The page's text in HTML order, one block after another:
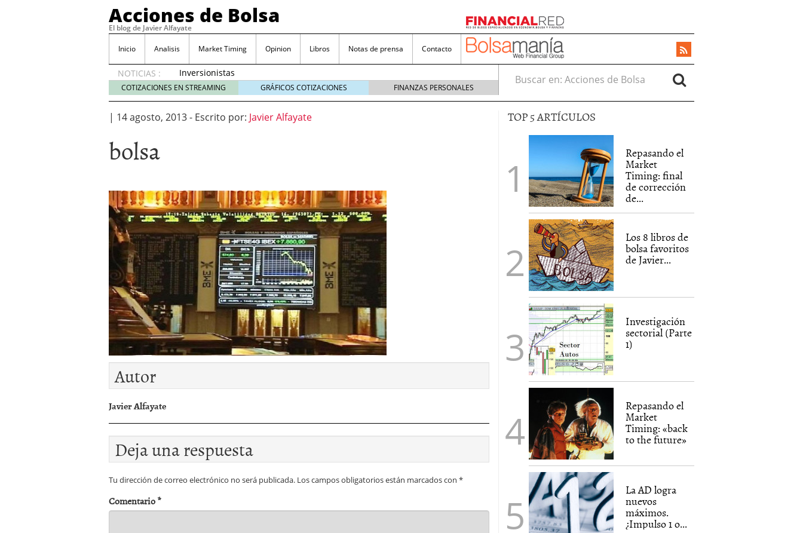
Acciones de Bolsa
El blog de Javier Alfayate
Inicio Analisis Market Timing Opinion Libros Notas de prensa Contacto
NOTICIAS :
Inversionistas
VIP en
México
creciente
noviembre 30, 2024
Entendiendo los ETF de Bitcoin noviembre 22, 2024
Dividend Kings: empresas que destacan por sus dividendos constantes
noviembre 12, 2024
Descubre RealAdvisor: Una poderosa herramienta para tus inversiones
inmobiliarias septiembre 23, 2024
COTIZACIONES EN STREAMING GRÁFICOS COTIZACIONES FINANZAS PERSONALES
Buscar en:
| 14 agosto, 2013- Escrito por: Javier Alfayate
bolsa
Autor
Javier Alfayate
Deja una respuesta
Tu dirección de correo electrónico no será publicada. Los campos obligatorios están marcados con *
Comentario*
TOP 5 ARTÍCULOS
Repasando el
Market
Timing: final
de corrección
de...
Los 8 libros de
bolsa favoritos
de Javier...
Investigación
sectorial (Parte
1)
Repasando el
Market
Timing: «back
to the future»
La AD logra
nuevos
máximos.
¿Impulso 1 o...